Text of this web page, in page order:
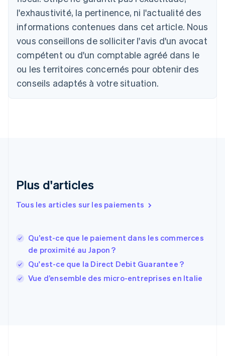
l'exhaustivité, la pertinence, ni l'actualité des
informations contenues dans cet article. Nous
vous conseillons de solliciter l'avis d'un avocat
compétent ou d'un comptable agréé dans le
ou les territoires concernés pour obtenir des
conseils adaptés à votre situation.
Plus d'articles
Tous les articles sur les paiements
Qu’est-ce que le paiement dans les commerces
de proximité au Japon ?
Qu'est-ce que la Direct Debit Guarantee ?
Vue d’ensemble des micro-entreprises en Italie
Bulgarie
English
Canada
EnglishFrançais
简体中文English
Chypre
English
Croatie
EnglishItaliano
English
EnglishEspañol简体中文
France
Français English
Gibraltar
English
Grèce